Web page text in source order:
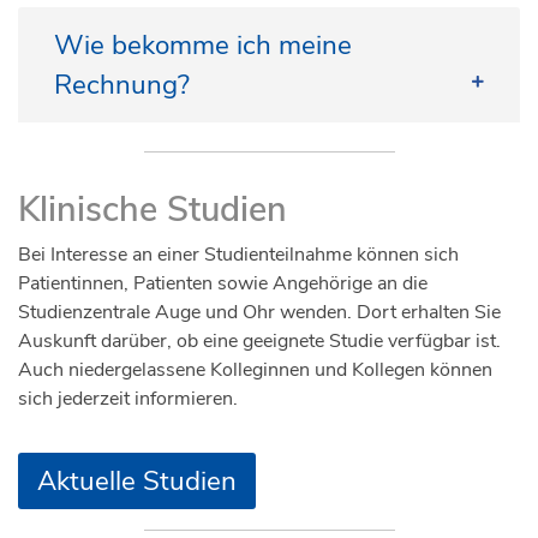
Bringen Sie Ihren Bundeseinheitlichen
Medikationsplan mit.
Bringen Sie Ihre aktuellen Brillen oder
Kontaktlinsen mit, damit wir Ihre Sehstärke
überprüfen können.
befinden sich gebührenpflichtige Parkplätze. Das
Parkhaus Nord.
Anwohnerparkplätze. Ordnungswidriges Parken
wird regelmäßig durch die Stadt Bonn überprüft.
Eine weitere Möglichkeit ist auf der Ernst-Abbe-
Straße. Hier gilt PArken ausschließlich mit
Parkschein.
Interaktiver Lageplan
Lageplan (PDF)
Navigation
Wie bekomme ich meine
Rechnung?
Als Privatpatient sowie als Selbstzahler
bekommen Sie die Rechnung direkt von Unimed
nach Hause zugeschickt.
Klinische Studien
Bei Interesse an einer Studienteilnahme können sich
Patientinnen, Patienten sowie Angehörige an die
Studienzentrale Auge und Ohr wenden. Dort erhalten Sie
Auskunft darüber, ob eine geeignete Studie verfügbar ist.
Auch niedergelassene Kolleginnen und Kollegen können
sich jederzeit informieren.
Aktuelle Studien